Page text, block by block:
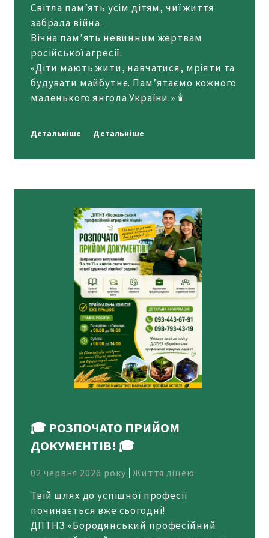
Світла пам’ять усім дітям, чиї життя
забрала війна.
Вічна пам’ять невинним жертвам
російської агресії.
«Діти мають жити, навчатися, мріяти та
будувати майбутнє. Пам’ятаємо кожного
маленького янгола України.» 🕯️
Детальніше Детальніше
🎓 РОЗПОЧАТО ПРИЙОМ
ДОКУМЕНТІВ! 🎓
02 червня 2026 року Життя ліцею
Твій шлях до успішної професії
починається вже сьогодні!
ДПТНЗ «Бородянський професійний